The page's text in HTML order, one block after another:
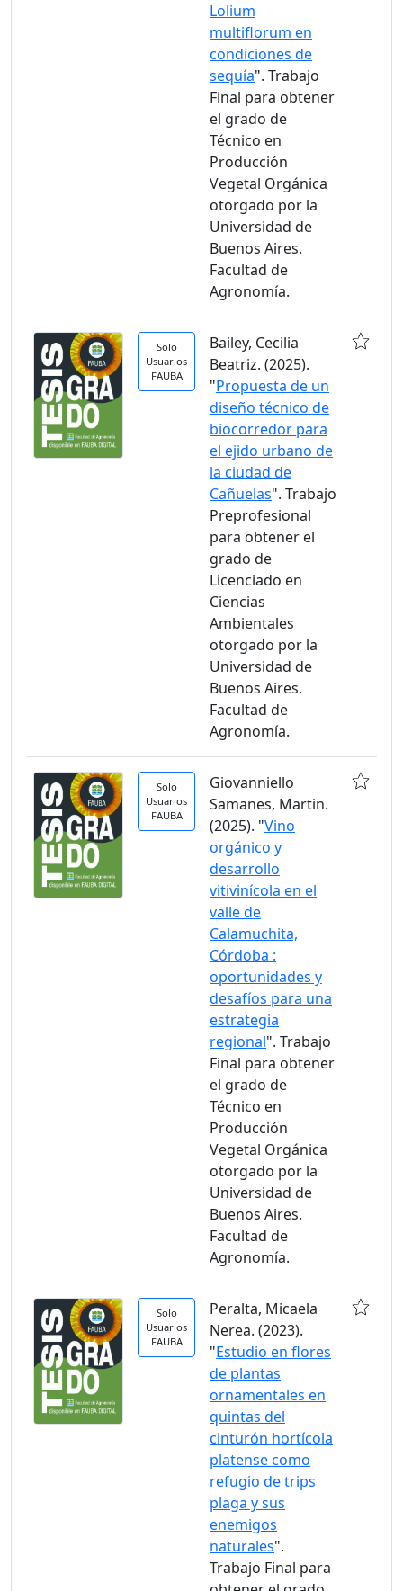
Lolium
multiflorum en
condiciones de
sequía". Trabajo
Final para obtener
el grado de
Técnico en
Producción
Vegetal Orgánica
otorgado por la
Universidad de
Buenos Aires.
Facultad de
Agronomía.
Solo
Usuarios
FAUBA
Bailey, Cecilia
Beatriz. (2025).
"Propuesta de un
diseño técnico de
biocorredor para
el ejido urbano de
la ciudad de
Cañuelas". Trabajo
Preprofesional
para obtener el
grado de
Licenciado en
Ciencias
Ambientales
otorgado por la
Universidad de
Buenos Aires.
Facultad de
Agronomía.
Solo
Usuarios
FAUBA
Giovanniello
Samanes, Martin.
(2025). "Vino
orgánico y
desarrollo
vitivinícola en el
valle de
Calamuchita,
Córdoba :
oportunidades y
desafíos para una
estrategia
regional". Trabajo
Final para obtener
el grado de
Técnico en
Producción
Vegetal Orgánica
otorgado por la
Universidad de
Buenos Aires.
Facultad de
Agronomía.
Solo
Usuarios
FAUBA
Peralta, Micaela
Nerea. (2023).
"Estudio en flores
de plantas
ornamentales en
quintas del
cinturón hortícola
platense como
refugio de trips
plaga y sus
enemigos
naturales".
Trabajo Final para